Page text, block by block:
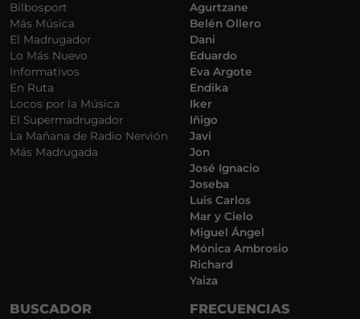
Bilbosport
Más Música
El Madrugador
Lo Más Nuevo
Informativos
En Ruta
Locos por la Música
El Supermadrugador
La Mañana de Radio Nervión
Más Madrugada
Agurtzane
Belén Ollero
Dani
Eduardo
Eva Argote
Endika
Iker
Iñigo
Javi
Jon
José Ignacio
Joseba
Luis Carlos
Mar y Cielo
Miguel Ángel
Mónica Ambrosio
Richard
Yaiza
BUSCADOR FRECUENCIAS